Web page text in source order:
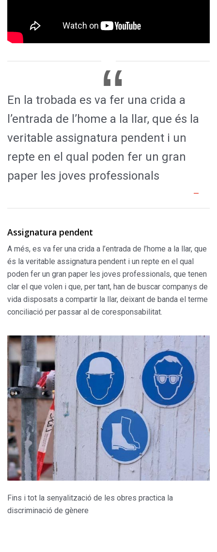
En la trobada es va fer una crida a
l’entrada de l’home a la llar, que és la
veritable assignatura pendent i un
repte en el qual poden fer un gran
paper les joves professionals
Assignatura pendent
A més, es va fer una crida a l’entrada de l’home a la llar, que
és la veritable assignatura pendent i un repte en el qual
poden fer un gran paper les joves professionals, que tenen
clar el que volen i que, per tant, han de buscar companys de
vida disposats a compartir la llar, deixant de banda el terme
conciliació per passar al de coresponsabilitat.
Fins i tot la senyalització de les obres practica la
discriminació de gènere